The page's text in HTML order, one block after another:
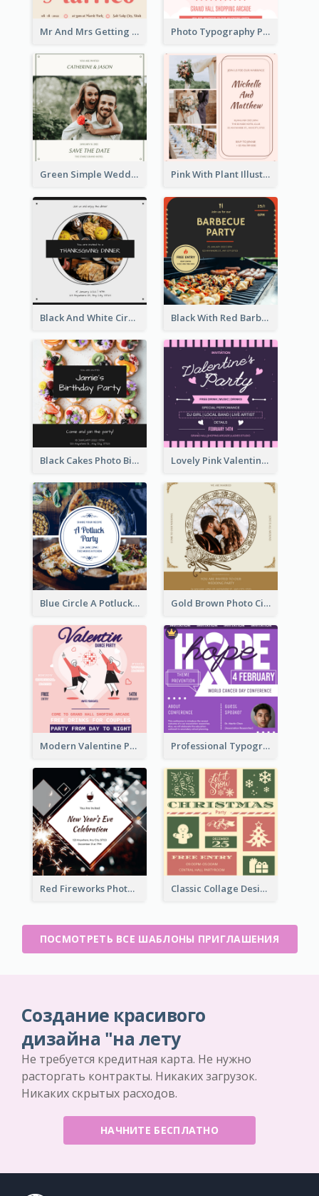
Mr And Mrs Getting Married Wedding Invitation Photo Typography Party Invitation Design Templates
Green Simple Wedding Photo Wedding Invitation Pink With Plant Illustration Wedding Party Invitation
Black And White Circle Photo Thanksgiving Dinner Invitation Black With Red Barbecue Housewarming Invitation
Black Cakes Photo Birthday Party Invitation Lovely Pink Valentine Celebration Invitation Design Ideas
Blue Circle A Potluck Party Invitation Gold Brown Photo Circle Wedding Invitation
Modern Valentine Party Pink Invitation Design Templates Professional Typographic Invitation Design Template
Red Fireworks Photo New Year Eve Celebration Invitation Classic Collage Design Christmas Invitation Idea
ПОСМОТРЕТЬ ВСЕ ШАБЛОНЫ ПРИГЛАШЕНИЯ
Создание красивого
дизайна "на лету
Не требуется кредитная карта. Не нужно
расторгать контракты. Никаких загрузок.
Никаких скрытых расходов.
НАЧНИТЕ БЕСПЛАТНО